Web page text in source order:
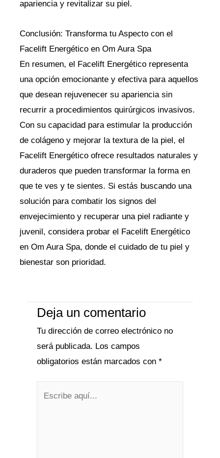
apariencia y revitalizar su piel.
Conclusión: Transforma tu Aspecto con el
Facelift Energético en Om Aura Spa
En resumen, el Facelift Energético representa
una opción emocionante y efectiva para aquellos
que desean rejuvenecer su apariencia sin
recurrir a procedimientos quirúrgicos invasivos.
Con su capacidad para estimular la producción
de colágeno y mejorar la textura de la piel, el
Facelift Energético ofrece resultados naturales y
duraderos que pueden transformar la forma en
que te ves y te sientes. Si estás buscando una
solución para combatir los signos del
envejecimiento y recuperar una piel radiante y
juvenil, considera probar el Facelift Energético
en Om Aura Spa, donde el cuidado de tu piel y
bienestar son prioridad.
Deja un comentario
Tu dirección de correo electrónico no
será publicada. Los campos
obligatorios están marcados con *